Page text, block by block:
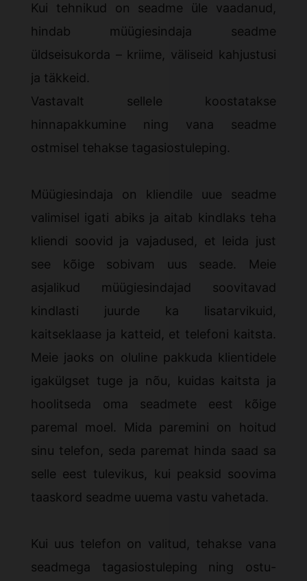
Kui tehnikud on seadme üle vaadanud,
hindab müügiesindaja seadme
üldseisukorda – kriime, väliseid kahjustusi
ja täkkeid.
Vastavalt sellele koostatakse
hinnapakkumine ning vana seadme
ostmisel tehakse tagasiostuleping.
Müügiesindaja on kliendile uue seadme
valimisel igati abiks ja aitab kindlaks teha
kliendi soovid ja vajadused, et leida just
see kõige sobivam uus seade. Meie
asjalikud müügiesindajad soovitavad
kindlasti juurde ka lisatarvikuid,
kaitseklaase ja katteid, et telefoni kaitsta.
Meie jaoks on oluline pakkuda klientidele
igakülgset tuge ja nõu, kuidas kaitsta ja
hoolitseda oma seadmete eest kõige
paremal moel. Mida paremini on hoitud
sinu telefon, seda paremat hinda saad sa
selle eest tulevikus, kui peaksid soovima
taaskord seadme uuema vastu vahetada.
Kui uus telefon on valitud, tehakse vana
seadmega tagasiostuleping ning ostu-